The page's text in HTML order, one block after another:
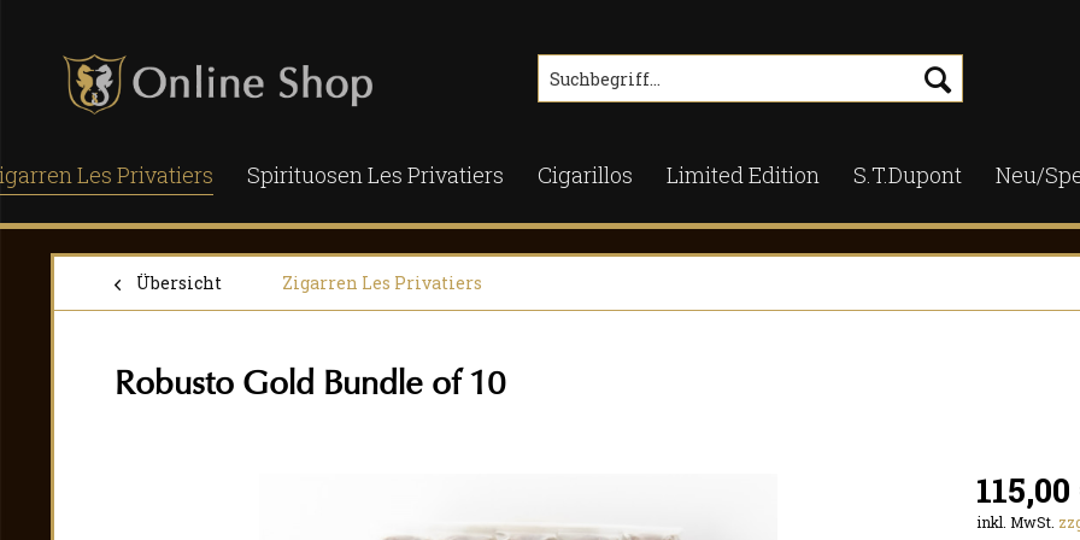
Les Privatiers Spirituosen Les Privatiers Cigarillos Limited Edition S.T.Dupont Neu/
Übersicht Zigarren Les Privatiers
Robusto Gold Bundle of 10
inkl. MwSt.